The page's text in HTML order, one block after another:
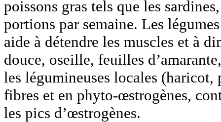
poissons gras tels que les
portions par semaine. Les
aide à détendre les muscles et à
douce, oseille, feuilles
les légumineuses locales
fibres et en phyto-œstrogènes,
les pics d’œstrogènes.